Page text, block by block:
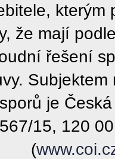
kterým
že mají
řešení
je
15, 120
(